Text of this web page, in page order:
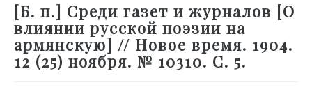
[Б. п.] Среди газет и журналов [О
влиянии русской поэзии на
армянскую] // Новое время. 1904.
12 (25) ноября. № 10310. С. 5.